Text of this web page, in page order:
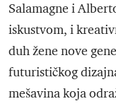
Salamagne i
iskustvom, i
duh žene nove
futurističkog
mešavina koja